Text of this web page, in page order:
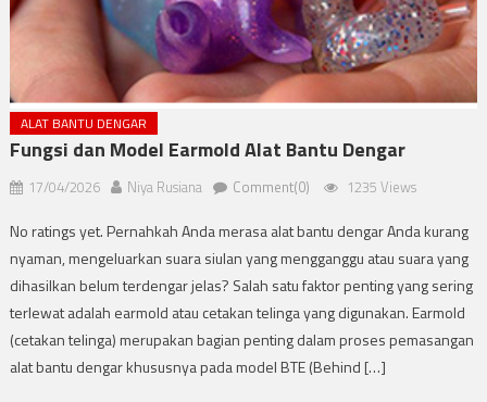
ALAT BANTU DENGAR
Fungsi dan Model Earmold Alat Bantu Dengar
17/04/2026 Niya Rusiana Comment(0) 1235 Views
No ratings yet. Pernahkah Anda merasa alat bantu dengar Anda kurang
nyaman, mengeluarkan suara siulan yang mengganggu atau suara yang
dihasilkan belum terdengar jelas? Salah satu faktor penting yang sering
terlewat adalah earmold atau cetakan telinga yang digunakan. Earmold
(cetakan telinga) merupakan bagian penting dalam proses pemasangan
alat bantu dengar khususnya pada model BTE (Behind […]